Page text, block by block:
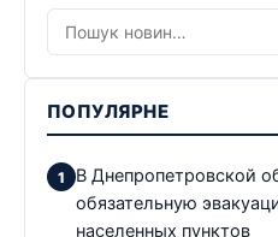
ПОПУЛЯРНЕ
В Днепропетровской
обязательную
населенных пунктов